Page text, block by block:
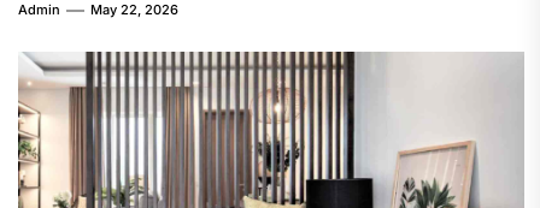
Admin May 22, 2026